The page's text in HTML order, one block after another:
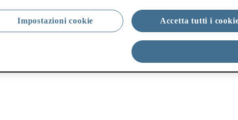
Accetta tutti i
Impostazioni cookie